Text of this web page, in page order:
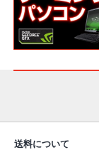
送料について